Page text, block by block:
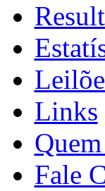
Links
Fale